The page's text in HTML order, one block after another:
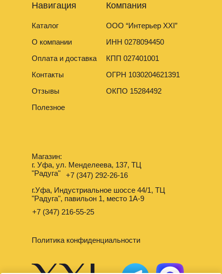
Навигация
Каталог
О компании
Оплата и доставка
Контакты
Отзывы
Полезное
Компания
ООО “Интерьер XXI”
ИНН 0278094450
КПП 027401001
ОГРН 1030204621391
ОКПО 15284492
Политика конфиденциальности
Магазин:
г. Уфа, ул. Менделеева, 137, ТЦ
"Радуга"
г.Уфа, Индустриальное шоссе 44/1, ТЦ
"Радуга", павильон 1, место 1А-9
+7 (347) 216-55-25
+7 (347) 292-26-16